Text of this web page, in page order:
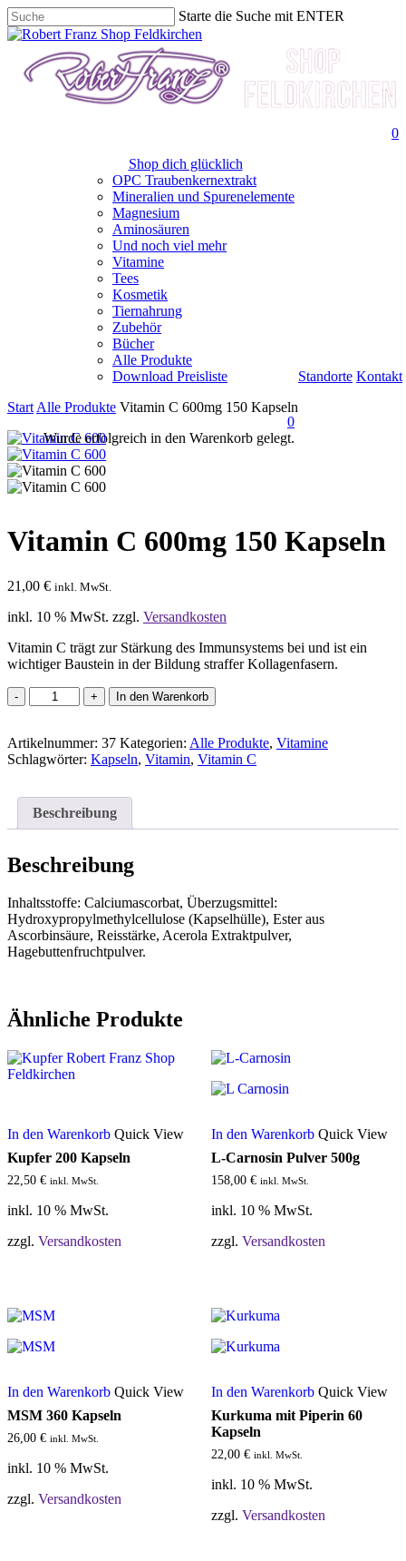
Skip
to
content
Starte die Suche mit ENTER
Suche
0
Shop dich glücklich
OPC Traubenkernextrakt
Mineralien und Spurenelemente
Magnesium
Aminosäuren
Und noch viel mehr
Vitamine
Tees
Kosmetik
Tiernahrung
Zubehör
Bücher
Alle Produkte
Download Preisliste
Standorte Kontakt
SUCHE
0
Wurde erfolgreich in den Warenkorb gelegt.
Start Alle Produkte Vitamin C 600mg 150 Kapseln
Vitamin C 600mg 150 Kapseln
21,00 € inkl. MwSt.
inkl. 10 % MwSt. zzgl. Versandkosten
Vitamin C trägt zur Stärkung des Immunsystems bei und ist ein
wichtiger Baustein in der Bildung straffer Kollagenfasern.
Vitamin
C
150
Kapseln
In den Warenkorb
Artikelnummer: 37 Kategorien: Alle Produkte, Vitamine
Schlagwörter: Kapseln, Vitamin, Vitamin C
Beschreibung
Beschreibung
Inhaltsstoffe: Calciumascorbat, Überzugsmittel:
Hydroxypropylmethylcellulose (Kapselhülle), Ester aus
Ascorbinsäure, Reisstärke, Acerola Extraktpulver,
Hagebuttenfruchtpulver.
Ähnliche Produkte
In den Warenkorb Quick View
Kupfer 200 Kapseln
22,50 € inkl. MwSt.
inkl. 10 % MwSt.
zzgl. Versandkosten
In den Warenkorb Quick View
L-Carnosin Pulver 500g
158,00 € inkl. MwSt.
inkl. 10 % MwSt.
zzgl. Versandkosten
In den Warenkorb Quick View
MSM 360 Kapseln
26,00 € inkl. MwSt.
inkl. 10 % MwSt.
zzgl. Versandkosten
In den Warenkorb Quick View
Kurkuma mit Piperin 60
Kapseln
22,00 € inkl. MwSt.
inkl. 10 % MwSt.
zzgl. Versandkosten